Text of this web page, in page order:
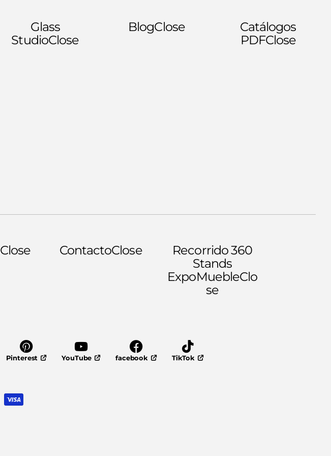
Glass
StudioClose
BlogClose
Catálogos
PDFClose
Close ContactoClose
Recorrido 360
Stands
ExpoMuebleClo
se
Pinterest YouTube facebook TikTok